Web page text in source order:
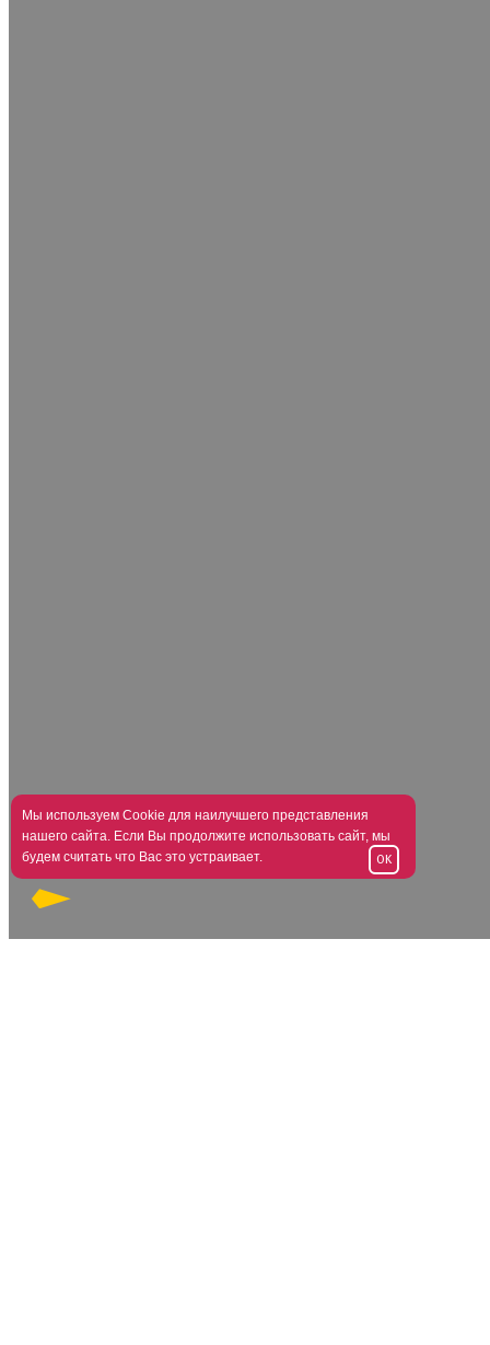
Мы используем Cookie для наилучшего представления
нашего сайта. Если Вы продолжите использовать сайт, мы
будем считать что Вас это устраивает.
OK